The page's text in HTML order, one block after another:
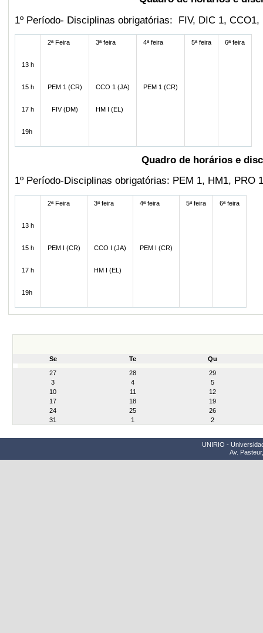
1º Período- Disciplinas obrigatórias: FIV, DIC 1, CCO1,
2ª Feira 3ª feira 4ª feira 5ª feira 6ª feira
13 h
15 h PEM 1 (CR) CCO 1 (JA) PEM 1 (CR)
17 h FIV (DM) HM I (EL)
19h
Quadro de horários e
1º Período-Disciplinas obrigatórias: PEM 1, HM1, PRO
2ª Feira 3ª feira 4ª feira 5ª feira 6ª feira
13 h
15 h PEM I (CR) CCO I (JA) PEM I (CR)
17 h HM I (EL)
19h
Se Te
Qu
27
28
29
3
4
5
10
11
12
17
18
19
24
25
26
31
1 2
UNIRIO -
Av.